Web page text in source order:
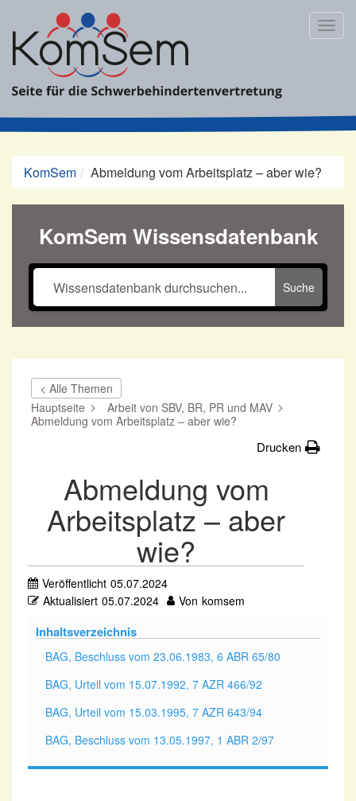
Inhalt
springen
KomSem Abmeldung vom Arbeitsplatz – aber wie?
KomSem Wissensdatenbank
Suche
< Alle Themen
Hauptseite
Arbeit von SBV, BR, PR und MAV
Abmeldung vom Arbeitsplatz – aber wie?
Drucken
Abmeldung vom
Arbeitsplatz – aber
wie?
Veröffentlicht 05.07.2024
Aktualisiert 05.07.2024 Von komsem
Inhaltsverzeichnis
BAG, Beschluss vom 23.06.1983, 6 ABR 65/80
BAG, Urteil vom 15.07.1992, 7 AZR 466/92
BAG, Urteil vom 15.03.1995, 7 AZR 643/94
BAG, Beschluss vom 13.05.1997, 1 ABR 2/97